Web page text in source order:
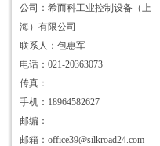
公司：希而科工业控制设备（上
海）有限公司
联系人：包惠军
电话：021-20363073
传真：
手机：18964582627
邮编：
邮箱：office39@silkroad24.com